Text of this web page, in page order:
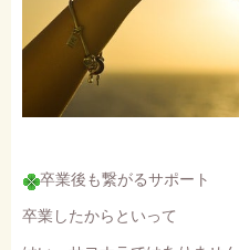
卒業後も繋がるサポート
卒業したからといって